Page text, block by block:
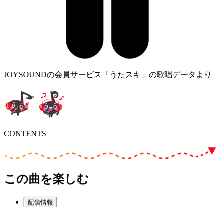
JOYSOUNDの会員サービス「うたスキ」の歌唱データより
CONTENTS
この曲を楽しむ
配信情報